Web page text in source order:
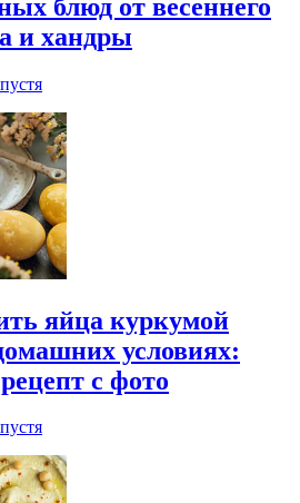
блюд от весеннего
и хандры
яйца куркумой
условиях:
с фото